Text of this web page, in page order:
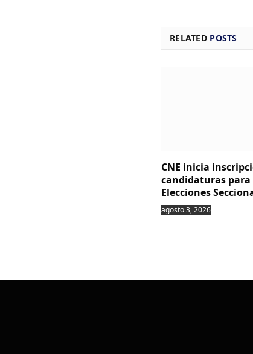
RELATED POSTS
CNE inicia
candidaturas para
Elecciones
agosto 3, 2026